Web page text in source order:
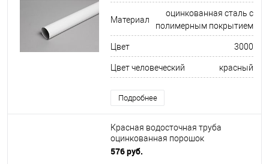
Материал
оцинкованная сталь с
полимерным покрытием
Цвет 3000
Цвет человеческий красный
Подробнее
Красная водосточная труба
оцинкованная порошок
ф125х1250мм RAL 3026
576 руб.